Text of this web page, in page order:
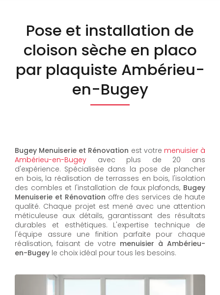
Pose et installation de
cloison sèche en placo
par plaquiste Ambérieu-
en-Bugey
Bugey Menuiserie et Rénovation est votre menuisier à
Ambérieu-en-Bugey avec plus de 20 ans
d'expérience. Spécialisée dans la pose de plancher
en bois, la réalisation de terrasses en bois, l'isolation
des combles et l'installation de faux plafonds, Bugey
Menuiserie et Rénovation offre des services de haute
qualité. Chaque projet est mené avec une attention
méticuleuse aux détails, garantissant des résultats
durables et esthétiques. L'expertise technique de
l'équipe assure une finition parfaite pour chaque
réalisation, faisant de votre menuisier à Ambérieu-
en-Bugey le choix idéal pour tous les besoins.